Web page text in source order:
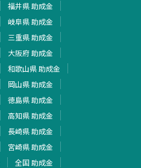
福井県 助成金
岐阜県 助成金
三重県 助成金
大阪府 助成金
和歌山県 助成金
岡山県 助成金
徳島県 助成金
高知県 助成金
長崎県 助成金
宮崎県 助成金
全国 助成金